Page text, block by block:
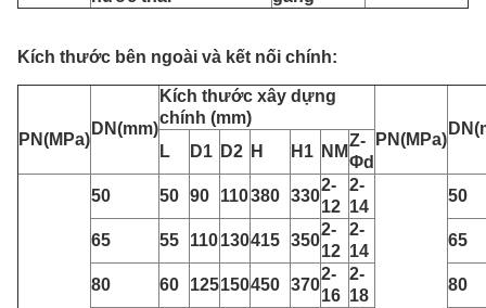
Kích thước bên ngoài và kết nối chính:
PN(MPa)
DN(mm)
Kích thước xây dựng
chính (mm)
PN(MPa)
L
D1 D2 H H1 NM
Z-
Φd
50 50 90 110380 330
2-
12
2-
14
50
65 55 110130415 350
2-
12
2-
14
65
80 60 125150450 370
2-
16
2-
18
80